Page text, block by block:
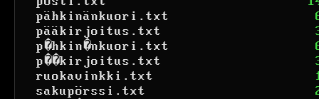
pähkinänkuori.txt
pääkirjoitus.txt
p�hkin�nkuori.txt
p��kirjoitus.txt
ruokavinkki.txt
sakupörssi.txt